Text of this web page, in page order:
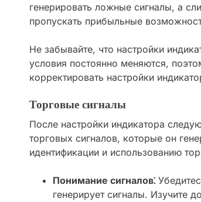
генерировать ложные сигналы, а
пропускать прибыльные
Не забывайте, что настройки
условия постоянно меняются,
корректировать настройки
Торговые сигналы
После настройки индикатора
торговых сигналов, которые он
идентификации и использованию
Понимание сигналов⁚
генерирует сигналы. Изучите